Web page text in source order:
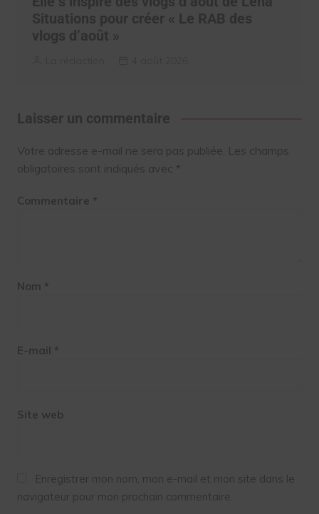
Situations pour créer « Le RAB des
vlogs d’août »
Laisser un commentaire
Votre adresse e-mail ne sera pas publiée. Les champs
obligatoires sont indiqués avec *
Commentaire *
Nom *
E-mail *
Site web
Enregistrer mon nom, mon e-mail et mon site dans le
navigateur pour mon prochain commentaire.